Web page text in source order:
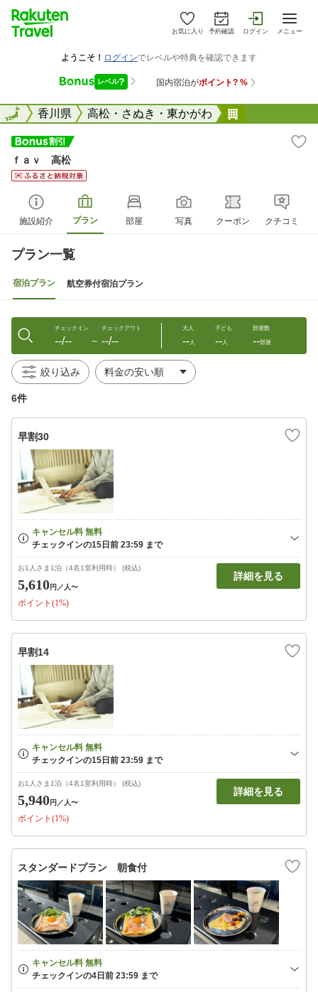
お気に入り 予約確認 ログイン メニュー
全国香川県 高松・さぬき・東かがわ
全国
ｆａｖ 高松
施設紹介 プラン 部屋 写真 クーポン クチコミ
プラン一覧
宿泊プラン 航空券付宿泊プラン
チェックイン
--/-- 〜
チェックアウト
--/--
大人
--人
子ども
--人
部屋数
--部屋
絞り込み
6件
早割30
お1人さま1泊（4名1室利用時） (税込)
5,610円 ／人〜
ポイント(1%)
詳細を見る
早割14
お1人さま1泊（4名1室利用時） (税込)
5,940円 ／人〜
ポイント(1%)
詳細を見る
スタンダードプラン 朝食付